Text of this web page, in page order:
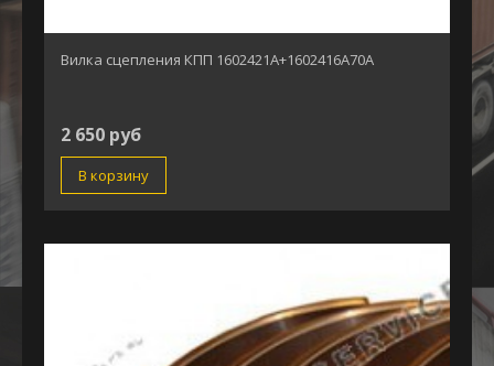
Вилка сцепления КПП 1602421А+1602416А70А
2 650 руб
В корзину